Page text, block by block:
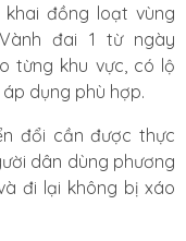
đồng loạt vùng
đai 1 từ ngày
từng khu vực, có lộ
dụng phù hợp.
đổi cần được thực
dân dùng phương
đi lại không bị xáo